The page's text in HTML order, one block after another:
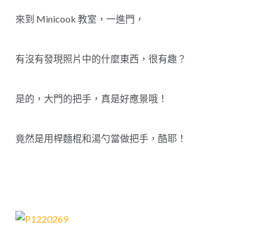
來到 Minicook 教室，一進門，
有沒有發現照片中的什麼東西，很有趣？
是的，大門的把手，真是好應景哦！
竟然是用桿麵棍和湯勺當做把手，酷耶！